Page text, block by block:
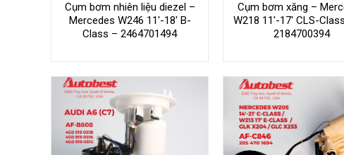
Cụm bơm nhiên liệu diezel –
Mercedes W246 11′-18′ B-
Class – 2464701494
Cụm bơm xăng –
W218 11′-17′ CLS-
2184700394